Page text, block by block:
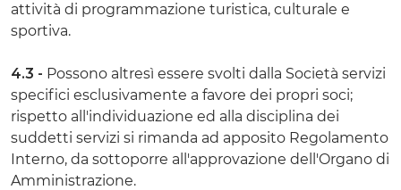
attività di programmazione turistica, culturale e
sportiva.
4.3 - Possono altresì essere svolti dalla Società servizi
specifici esclusivamente a favore dei propri soci;
rispetto all'individuazione ed alla disciplina dei
suddetti servizi si rimanda ad apposito Regolamento
Interno, da sottoporre all'approvazione dell'Organo di
Amministrazione.